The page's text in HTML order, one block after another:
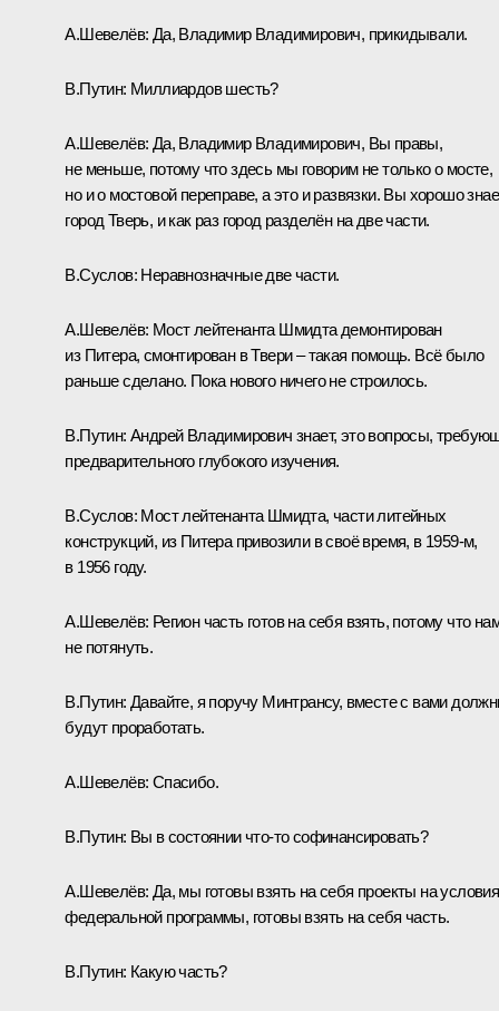
А.Шевелёв: Да, Владимир Владимирович, прикидывали.
В.Путин: Миллиардов шесть?
А.Шевелёв: Да, Владимир Владимирович, Вы правы,
не меньше, потому что здесь мы говорим не только о мосте,
но и о мостовой переправе, а это и развязки. Вы хорошо
город Тверь, и как раз город разделён на две части.
В.Суслов: Неравнозначные две части.
А.Шевелёв: Мост лейтенанта Шмидта демонтирован
из Питера, смонтирован в Твери – такая помощь. Всё было
раньше сделано. Пока нового ничего не строилось.
В.Путин: Андрей Владимирович знает, это вопросы,
предварительного глубокого изучения.
В.Суслов: Мост лейтенанта Шмидта, части литейных
конструкций, из Питера привозили в своё время, в 1959-м,
в 1956 году.
А.Шевелёв: Регион часть готов на себя взять, потому что
не потянуть.
В.Путин: Давайте, я поручу Минтрансу, вместе с вами
будут проработать.
А.Шевелёв: Спасибо.
В.Путин: Вы в состоянии что‑то софинансировать?
А.Шевелёв: Да, мы готовы взять на себя проекты на
федеральной программы, готовы взять на себя часть.
В.Путин: Какую часть?